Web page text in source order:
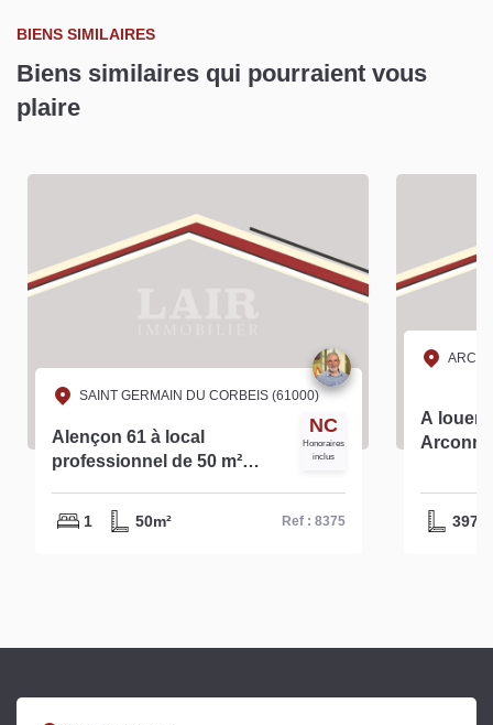
BIENS SIMILAIRES
Biens similaires qui pourraient vous
plaire
SAINT GERMAIN DU CORBEIS (61000)
Alençon 61 à local
professionnel de 50 m²
NC
Honoraires
inclus
1 50m² Ref : 8375
A louer
Arconnay